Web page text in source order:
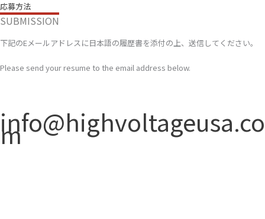
応募方法
SUBMISSION
下記のEメールアドレスに日本語の履歴書を添付の上、送信してください。
Please send your resume to the email address below.
info@highvoltageusa.co
m